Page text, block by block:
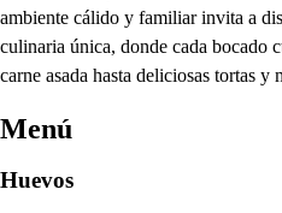
ambiente cálido y familiar invita a
culinaria única, donde cada bocado
carne asada hasta deliciosas tortas y
Menú
Huevos